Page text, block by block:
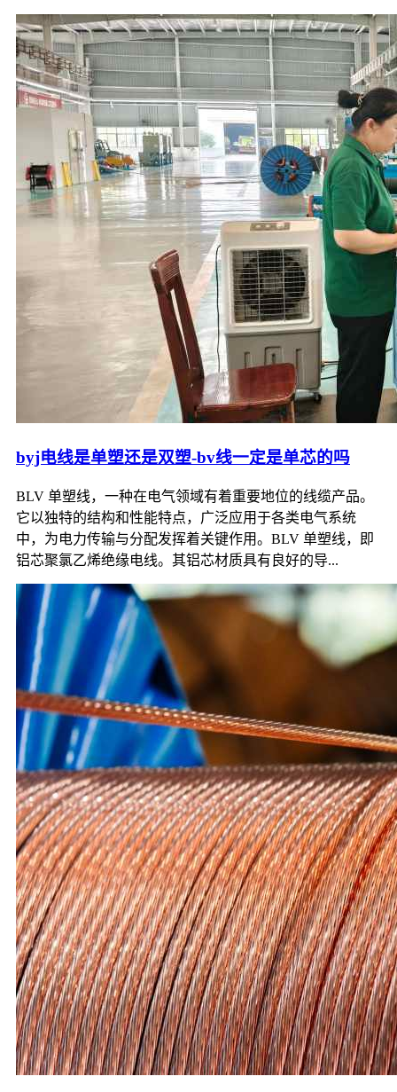
byj电线是单塑还是双塑-bv线一定是单芯的吗
BLV 单塑线，一种在电气领域有着重要地位的线缆产品。
它以独特的结构和性能特点，广泛应用于各类电气系统
中，为电力传输与分配发挥着关键作用。BLV 单塑线，即
铝芯聚氯乙烯绝缘电线。其铝芯材质具有良好的导...